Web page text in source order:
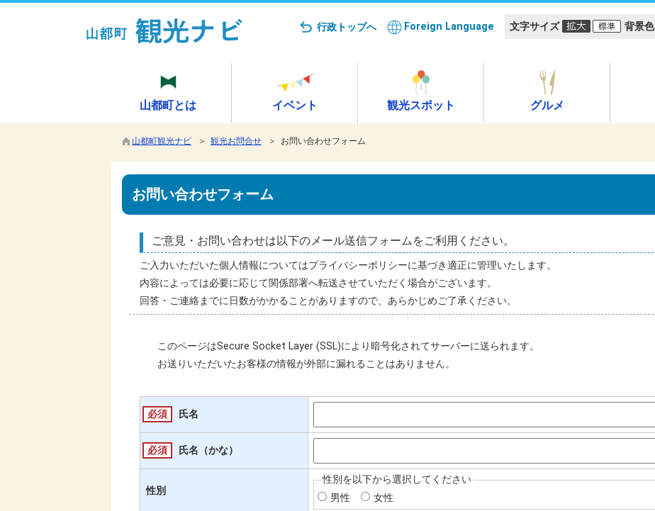
行政トップへ Foreign Language 文字サイズ 背景色
山都町とは イベント 観光スポット グルメ
山都町観光ナビ ＞ 観光お問合せ ＞ お問い合わせフォーム
お問い合わせフォーム
ご意見・お問い合わせは以下のメール送信フォームをご利用ください。
ご入力いただいた個人情報についてはプライバシーポリシーに基づき適正に管理いたします。
内容によっては必要に応じて関係部署へ転送させていただく場合がございます。
回答・ご連絡までに日数がかかることがありますので、あらかじめご了承ください。
このページはSecure Socket Layer (SSL)により暗号化されてサーバーに送られます。
お送りいただいたお客様の情報が外部に漏れることはありません。
必須 氏名
必須 氏名（かな）
性別
性別を以下から選択してください
男性
女性